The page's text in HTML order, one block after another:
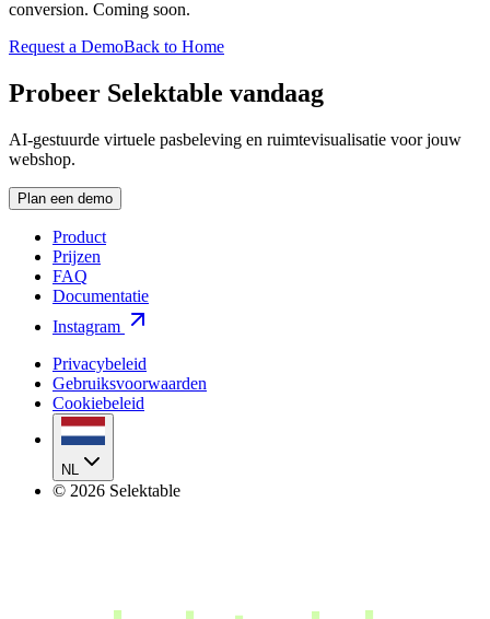
conversion. Coming soon.
Request a DemoBack to Home
Probeer Selektable vandaag
AI-gestuurde virtuele pasbeleving en ruimtevisualisatie voor jouw
webshop.
Plan een demo
Product
Prijzen
FAQ
Documentatie
Instagram
Privacybeleid
Gebruiksvoorwaarden
Cookiebeleid
NL
© 2026 Selektable